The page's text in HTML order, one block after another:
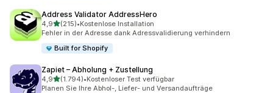
Address Validator AddressHero
4,9von 5 Sternen
(215)
215 Rezensionen insgesamt
•Kostenlose Installation
Fehler in der Adresse dank Adressvalidierung verhindern
Built for Shopify
Zapiet – Abholung + Zustellung
4,9von 5 Sternen
(1.794)
1794 Rezensionen insgesamt
•Kostenloser Test verfügbar
Planen Sie Ihre Abhol-, Liefer- und Versandaufträge